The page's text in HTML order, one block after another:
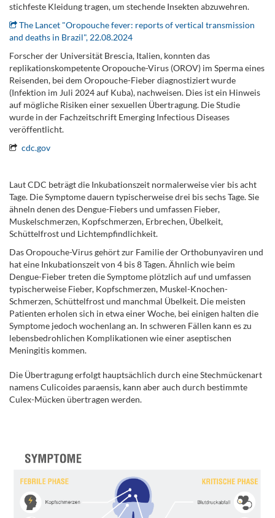
stichfeste Kleidung tragen, um stechende Insekten abzuwehren.
The Lancet "Oropouche fever: reports of vertical transmission
and deaths in Brazil", 22.08.2024
Forscher der Universität Brescia, Italien, konnten das
replikationskompetente Oropouche-Virus (OROV) im Sperma eines
Reisenden, bei dem Oropouche-Fieber diagnostiziert wurde
(Infektion im Juli 2024 auf Kuba), nachweisen. Dies ist ein Hinweis
auf mögliche Risiken einer sexuellen Übertragung. Die Studie
wurde in der Fachzeitschrift Emerging Infectious Diseases
veröffentlicht.
cdc.gov
Laut CDC beträgt die Inkubationszeit normalerweise vier bis acht
Tage. Die Symptome dauern typischerweise drei bis sechs Tage. Sie
ähneln denen des Dengue-Fiebers und umfassen Fieber,
Muskelschmerzen, Kopfschmerzen, Erbrechen, Übelkeit,
Schüttelfrost und Lichtempfindlichkeit.
Das Oropouche-Virus gehört zur Familie der Orthobunyaviren und
hat eine Inkubationszeit von 4 bis 8 Tagen. Ähnlich wie beim
Dengue-Fieber treten die Symptome plötzlich auf und umfassen
typischerweise Fieber, Kopfschmerzen, Muskel-Knochen-
Schmerzen, Schüttelfrost und manchmal Übelkeit. Die meisten
Patienten erholen sich in etwa einer Woche, bei einigen halten die
Symptome jedoch wochenlang an. In schweren Fällen kann es zu
lebensbedrohlichen Komplikationen wie einer aseptischen
Meningitis kommen.
Die Übertragung erfolgt hauptsächlich durch eine Stechmückenart
namens Culicoides paraensis, kann aber auch durch bestimmte
Culex-Mücken übertragen werden.